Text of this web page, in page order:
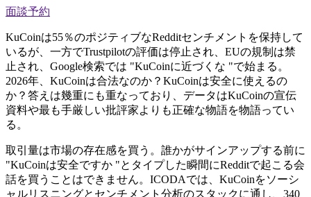
面談予約
KuCoinは55％のポジティブなRedditセンチメントを保持して
いるが、一方でTrustpilotの評価は停止され、EUの規制は禁
止され、Google検索では "KuCoinに近づくな "で始まる。
2026年、KuCoinは合法なのか？KuCoinは安全に使えるの
か？答えは幾重にも重なっており、データはKuCoinの宣伝
資料や最も手厳しい批評家よりも正確な物語を物語ってい
る。
取引量は市場の存在感を買う。誰かがサインアップする前に
"KuCoinは安全ですか "とタイプした瞬間にRedditで起こる会
話を買うことはできません。ICODAでは、KuCoinをソーシ
ャルリスニングとセンチメント分析のスタックに通し、340